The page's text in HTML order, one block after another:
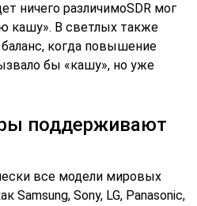
ничего различимоSDR мог
кашу». В светлых также
когда повышение
бы «кашу», но уже
поддерживают
все модели мировых
Samsung, Sony, LG, Panasonic,